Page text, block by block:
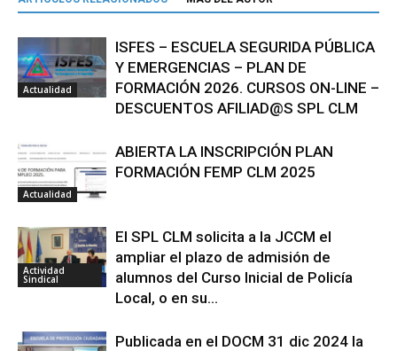
Actualidad
ISFES – ESCUELA SEGURIDA PÚBLICA
Y EMERGENCIAS – PLAN DE
FORMACIÓN 2026. CURSOS ON-LINE –
DESCUENTOS AFILIAD@S SPL CLM
Actualidad
ABIERTA LA INSCRIPCIÓN PLAN
FORMACIÓN FEMP CLM 2025
Actividad
Sindical
El SPL CLM solicita a la JCCM el
ampliar el plazo de admisión de
alumnos del Curso Inicial de Policía
Local, o en su...
Publicada en el DOCM 31 dic 2024 la